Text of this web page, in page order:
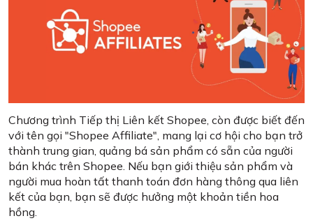
Chương trình Tiếp thị Liên kết Shopee, còn được biết đến
với tên gọi "Shopee Affiliate", mang lại cơ hội cho bạn trở
thành trung gian, quảng bá sản phẩm có sẵn của người
bán khác trên Shopee. Nếu bạn giới thiệu sản phẩm và
người mua hoàn tất thanh toán đơn hàng thông qua liên
kết của bạn, bạn sẽ được hưởng một khoản tiền hoa
hồng.